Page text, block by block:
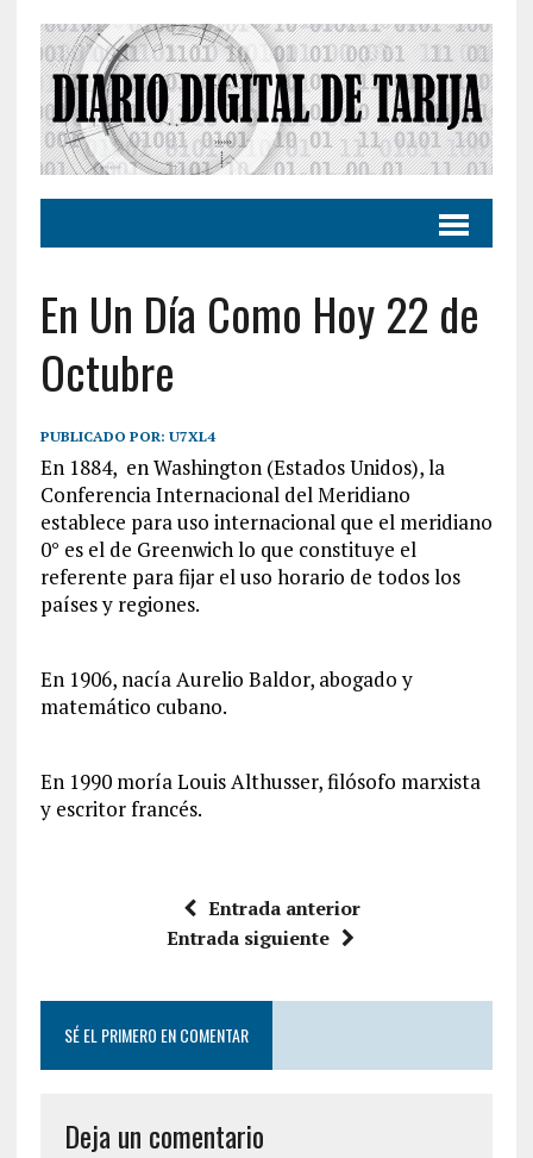
En Un Día Como Hoy 22 de
Octubre
PUBLICADO POR: U7XL4
En 1884, en Washington (Estados Unidos), la
Conferencia Internacional del Meridiano
establece para uso internacional que el meridiano
0° es el de Greenwich lo que constituye el
referente para fijar el uso horario de todos los
países y regiones.
En 1906, nacía Aurelio Baldor, abogado y
matemático cubano.
En 1990 moría Louis Althusser, filósofo marxista
y escritor francés.
Entrada anterior
Entrada siguiente
SÉ EL PRIMERO EN COMENTAR
Deja un comentario